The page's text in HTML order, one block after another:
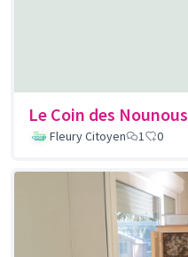
Le Coin des Nounous
Fleury Citoyen 1 0